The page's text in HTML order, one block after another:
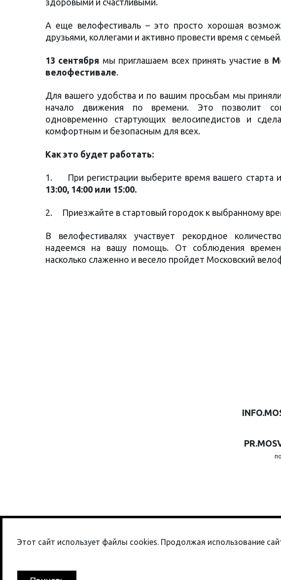
Этот сайт использует файлы cookies. Продолжая использование
здоровыми и счастливыми.
А еще велофестиваль – это просто хорошая
друзьями, коллегами и активно провести время с
13 сентября мы приглашаем всех принять участие в
велофестивале.
Для вашего удобства и по вашим просьбам мы
начало движения по времени. Это позволит
одновременно стартующих велосипедистов и
комфортным и безопасным для всех.
Как это будет работать:
1. При регистрации выберите время вашего старта
13:00, 14:00 или 15:00.
2. Приезжайте в стартовый городок к выбранному
В велофестивалях участвует рекордное
надеемся на вашу помощь. От соблюдения
насколько слаженно и весело пройдет Московский
и развития дорожно-транспортной
инфраструктуры г. Москвы.
О